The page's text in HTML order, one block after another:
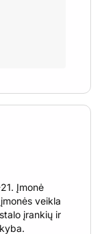
Įmonė
veikla
įrankių ir